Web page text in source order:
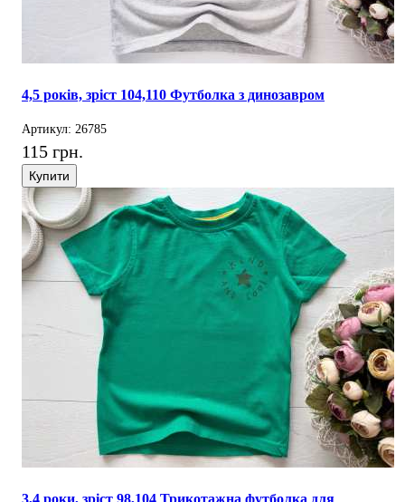
4,5 років, зріст 104,110 Футболка з динозавром
Артикул: 26785
115 грн.
Купити
3,4 роки, зріст 98,104 Трикотажна футболка для